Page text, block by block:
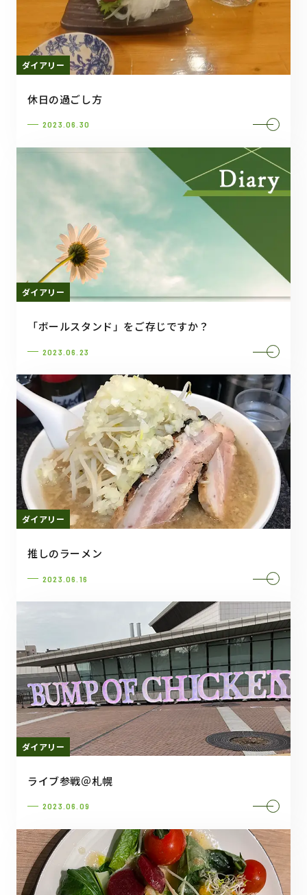
ダイアリー
休日の過ごし方
2023.06.30
ダイアリー
「ボールスタンド」をご存じですか？
2023.06.23
ダイアリー
推しのラーメン
2023.06.16
ダイアリー
ライブ参戦＠札幌
2023.06.09